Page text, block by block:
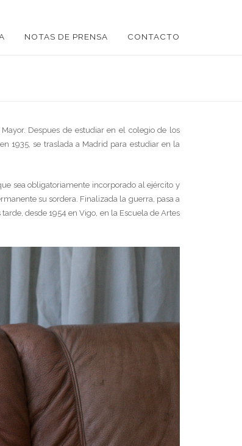
NOTAS DE PRENSA CONTACTO
Despues de estudiar en el colegio de los
1935, se traslada a Madrid para estudiar en la
sea obligatoriamente incorporado al ejército y
su sordera. Finalizada la guerra, pasa a
desde 1954 en Vigo, en la Escuela de Artes